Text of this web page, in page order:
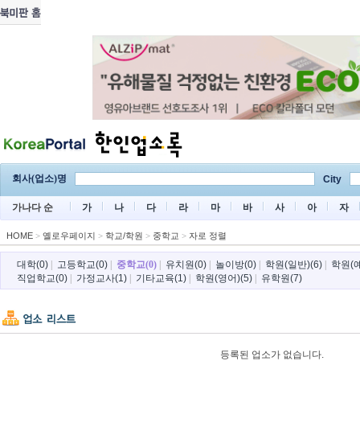
회사(업소)명 City
가나다 순 가 나 다 라 마 바 사 아 자
HOME > 옐로우페이지 > 학교/학원 > 중학교 > 자로 정렬
대학(0) 고등학교(0) 중학교(0) 유치원(0) 놀이방(0) 학원(일반)(6)
학원(
직업학교(0)
가정교사(1) 기타교육(1) 학원(영어)(5) 유학원(7)
등록된 업소가 없습니다.